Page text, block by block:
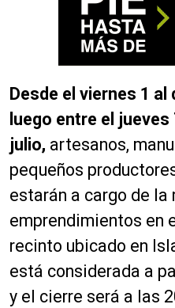
Desde el viernes 1 al
luego entre el
julio, artesanos,
pequeños
estarán a cargo de la
emprendimientos en
recinto ubicado en
está considerada a
y el cierre será a las